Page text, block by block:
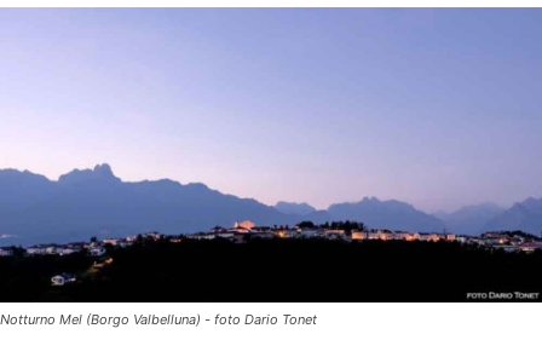
Notturno Mel (Borgo Valbelluna) - foto Dario Tonet